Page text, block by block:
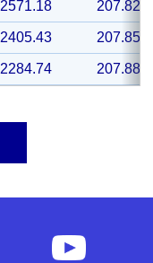
2571.18 207.82
2405.43 207.85
2284.74 207.88